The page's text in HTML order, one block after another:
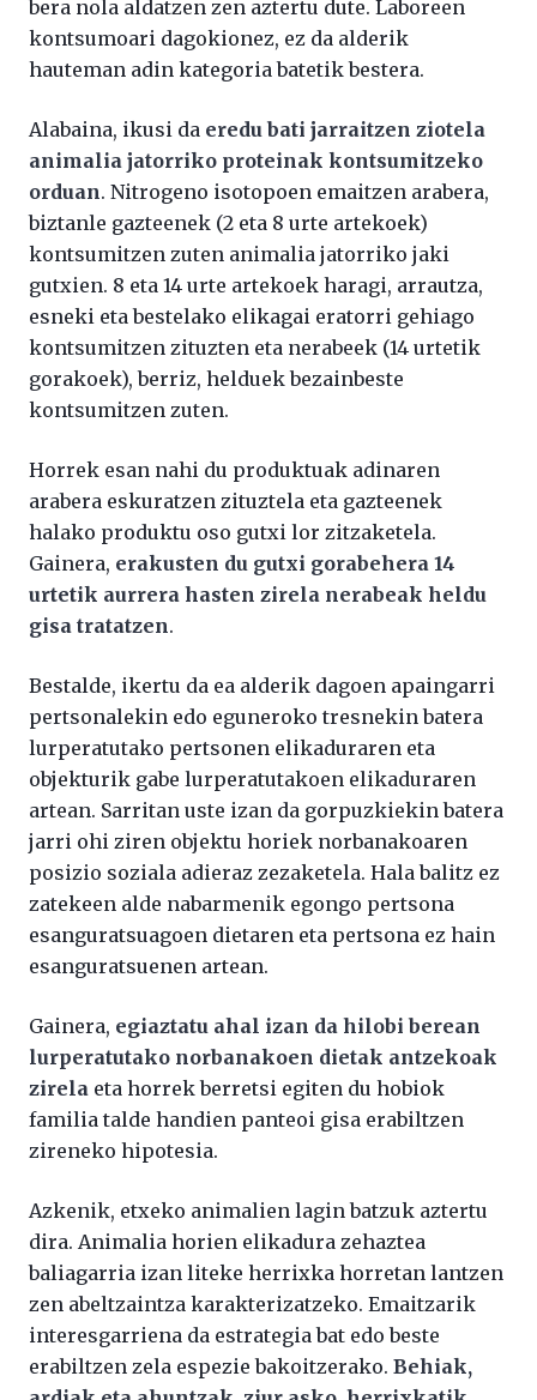
bera nola aldatzen zen aztertu dute. Laboreen
kontsumoari dagokionez, ez da alderik
hauteman adin kategoria batetik bestera.
Alabaina, ikusi da eredu bati jarraitzen ziotela
animalia jatorriko proteinak kontsumitzeko
orduan. Nitrogeno isotopoen emaitzen arabera,
biztanle gazteenek (2 eta 8 urte artekoek)
kontsumitzen zuten animalia jatorriko jaki
gutxien. 8 eta 14 urte artekoek haragi, arrautza,
esneki eta bestelako elikagai eratorri gehiago
kontsumitzen zituzten eta nerabeek (14 urtetik
gorakoek), berriz, helduek bezainbeste
kontsumitzen zuten.
Horrek esan nahi du produktuak adinaren
arabera eskuratzen zituztela eta gazteenek
halako produktu oso gutxi lor zitzaketela.
Gainera, erakusten du gutxi gorabehera 14
urtetik aurrera hasten zirela nerabeak heldu
gisa tratatzen.
Bestalde, ikertu da ea alderik dagoen apaingarri
pertsonalekin edo eguneroko tresnekin batera
lurperatutako pertsonen elikaduraren eta
objekturik gabe lurperatutakoen elikaduraren
artean. Sarritan uste izan da gorpuzkiekin batera
jarri ohi ziren objektu horiek norbanakoaren
posizio soziala adieraz zezaketela. Hala balitz ez
zatekeen alde nabarmenik egongo pertsona
esanguratsuagoen dietaren eta pertsona ez hain
esanguratsuenen artean.
Gainera, egiaztatu ahal izan da hilobi berean
lurperatutako norbanakoen dietak antzekoak
zirela eta horrek berretsi egiten du hobiok
familia talde handien panteoi gisa erabiltzen
zireneko hipotesia.
Azkenik, etxeko animalien lagin batzuk aztertu
dira. Animalia horien elikadura zehaztea
baliagarria izan liteke herrixka horretan lantzen
zen abeltzaintza karakterizatzeko. Emaitzarik
interesgarriena da estrategia bat edo beste
erabiltzen zela espezie bakoitzerako. Behiak,